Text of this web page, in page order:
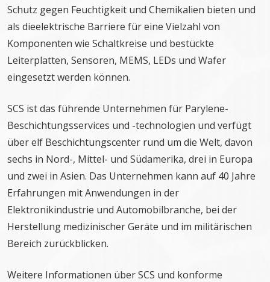
Schutz gegen Feuchtigkeit und Chemikalien bieten und
als dieelektrische Barriere für eine Vielzahl von
Komponenten wie Schaltkreise und bestückte
Leiterplatten, Sensoren, MEMS, LEDs und Wafer
eingesetzt werden können.
SCS ist das führende Unternehmen für Parylene-
Beschichtungsservices und -technologien und verfügt
über elf Beschichtungscenter rund um die Welt, davon
sechs in Nord-, Mittel- und Südamerika, drei in Europa
und zwei in Asien. Das Unternehmen kann auf 40 Jahre
Erfahrungen mit Anwendungen in der
Elektronikindustrie und Automobilbranche, bei der
Herstellung medizinischer Geräte und im militärischen
Bereich zurückblicken.
Weitere Informationen über SCS und konforme